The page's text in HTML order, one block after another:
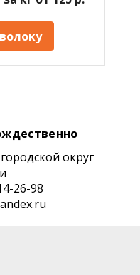
округ
26-98